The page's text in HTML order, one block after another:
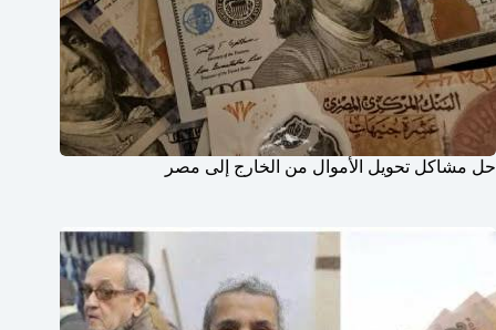
حل مشاكل تحويل الأموال من الخارج إلى مصر